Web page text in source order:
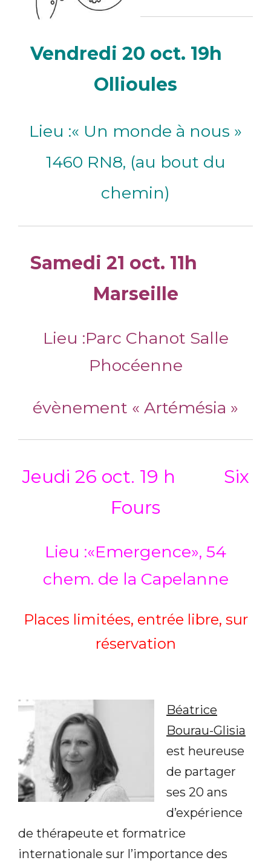
Vendredi 20 oct. 19h
Ollioules
Lieu :« Un monde à nous »
1460 RN8, (au bout du
chemin)
Samedi 21 oct. 11h
Marseille
Lieu :Parc Chanot Salle
Phocéenne
évènement « Artémésia »
Jeudi 26 oct. 19 h Six
Fours
Lieu :«Emergence», 54
chem. de la Capelanne
Places limitées, entrée libre, sur
réservation
Béatrice
Bourau-Glisia
est heureuse
de partager
ses 20 ans
d’expérience
de thérapeute et formatrice
internationale sur l’importance des